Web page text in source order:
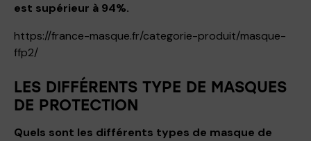
est supérieur à 94%.
https://france-masque.fr/categorie-produit/masque-
ffp2/
LES DIFFÉRENTS TYPE DE MASQUES
DE PROTECTION
Quels sont les différents types de masque de